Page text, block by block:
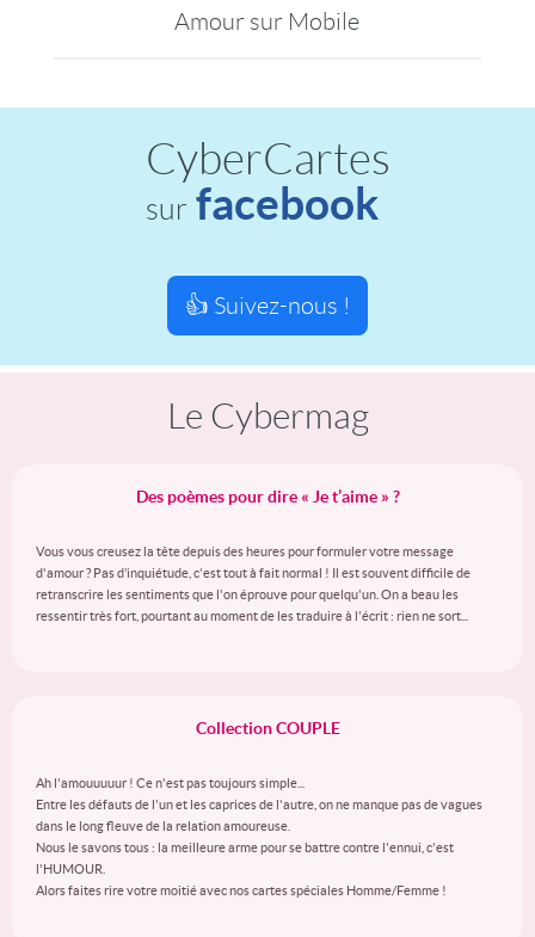
Amour sur Mobile
CyberCartes
sur facebook
👍 Suivez-nous !
Le Cybermag
Des poèmes pour dire « Je t’aime » ?
Vous vous creusez la tête depuis des heures pour formuler votre message
d'amour ? Pas d’inquiétude, c'est tout à fait normal ! Il est souvent difficile de
retranscrire les sentiments que l'on éprouve pour quelqu'un. On a beau les
ressentir très fort, pourtant au moment de les traduire à l'écrit : rien ne sort...
Collection COUPLE
Ah l'amouuuuur ! Ce n'est pas toujours simple...
Entre les défauts de l'un et les caprices de l'autre, on ne manque pas de vagues
dans le long fleuve de la relation amoureuse.
Nous le savons tous : la meilleure arme pour se battre contre l'ennui, c'est
l'HUMOUR.
Alors faites rire votre moitié avec nos cartes spéciales Homme/Femme !